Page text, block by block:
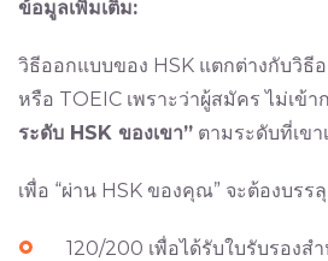
ข้อมูลเพิ่มเติม:
วิธีออกแบบของ HSK แตกต่างกับวิธี
หรือ TOEIC เพราะว่าผู้สมัคร ไม่เข้า
ระดับ HSK ของเขา” ตามระดับที่เขา
เพื่อ “ผ่าน HSK ของคุณ” จะต้องบรร
120/200 เพื่อได้รับใบรับรองสำ